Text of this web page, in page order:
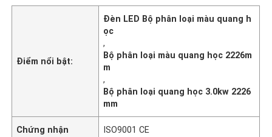
Điểm nổi bật:
Đèn LED Bộ phân loại màu quang h
ọc
,
Bộ phân loại màu quang học 2226m
m
,
Bộ phân loại quang học 3.0kw 2226
mm
Chứng nhận ISO9001 CE